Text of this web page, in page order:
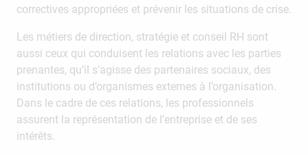
correctives appropriées et prévenir les situations de crise.
Les métiers de direction, stratégie et conseil RH sont
aussi ceux qui conduisent les relations avec les parties
prenantes, qu’il s’agisse des partenaires sociaux, des
institutions ou d’organismes externes à l’organisation.
Dans le cadre de ces relations, les professionnels
assurent la représentation de l’entreprise et de ses
intérêts.